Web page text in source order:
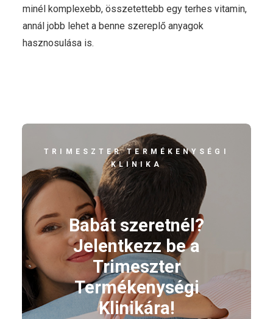
minél komplexebb, összetettebb egy terhes vitamin,
annál jobb lehet a benne szereplő anyagok
hasznosulása is.
TRIMESZTER TERMÉKENYSÉGI
KLINIKA
Babát szeretnél?
Jelentkezz be a
Trimeszter
Termékenységi
Klinikára!